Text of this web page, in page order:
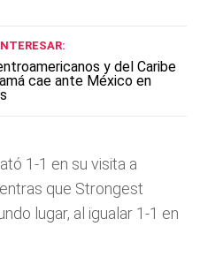
y del Caribe
cae ante México en
1-1 en su visita a
que Strongest
lugar, al igualar 1-1 en